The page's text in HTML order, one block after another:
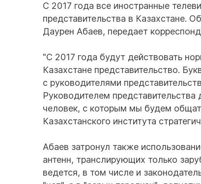
С 2017 года все иностранные
представительства в Казахстане.
Даурен Абаев, передает
"С 2017 года будут действовать
Казахстане представительство.
с руководителями
Руководителем
человек, с которым мы будем
Казахстанского института
Абаев затронул также
антенн, транслирующих только
ведется, в том числе и